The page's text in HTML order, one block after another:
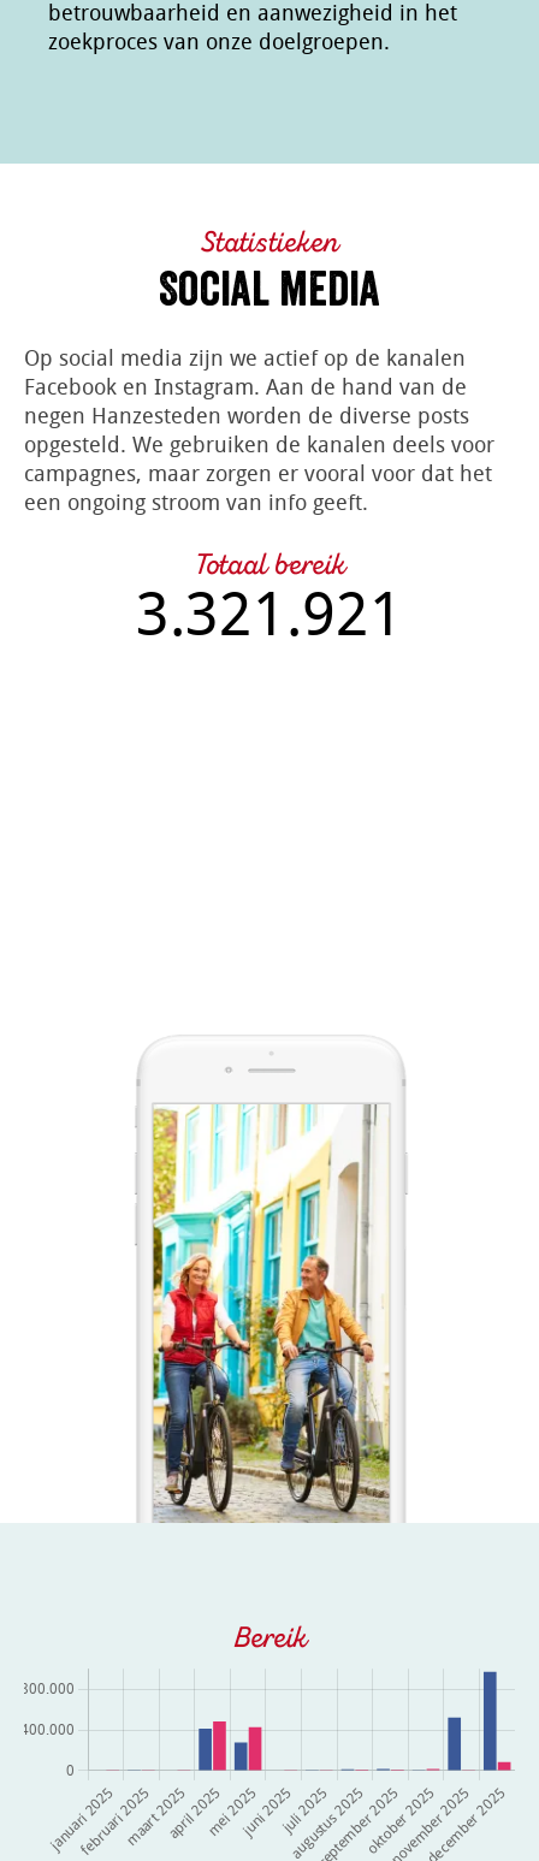
betrouwbaarheid en aanwezigheid in het
zoekproces van onze doelgroepen.
Statistieken
Social media
Op social media zijn we actief op de kanalen
Facebook en Instagram. Aan de hand van de
negen Hanzesteden worden de diverse posts
opgesteld. We gebruiken de kanalen deels voor
campagnes, maar zorgen er vooral voor dat het
een ongoing stroom van info geeft.
Totaal bereik
3.321.921
Bereik